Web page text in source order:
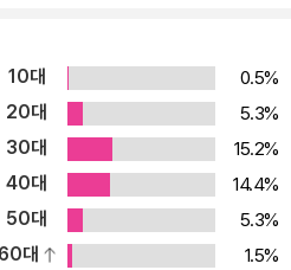
지에게서 라이카 카메라를 선물 받
가의 꿈을 꾼 적은 없다. 사진은 자
. 영화감독 중에는 빔
로, 알렝 레네(Alain Resnais, 「히
영화감독)나 크리스 마르케(Chris M
베리테 계열의 프랑스 영화감독)처
속적으로 찍고, 애정 어린 시선으로
10대
0.5%
20대
5.3%
30대
15.2%
40대
14.4%
50대
5.3%
60대
1.5%